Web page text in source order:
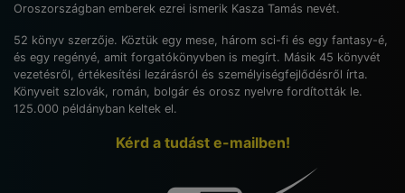
Oroszországban emberek ezrei ismerik Kasza Tamás nevét.
52 könyv szerzője. Köztük egy mese, három sci-fi és egy fantasy-é,
és egy regényé, amit forgatókönyvben is megírt. Másik 45 könyvét
vezetésről, értékesítési lezárásról és személyiségfejlődésről írta.
Könyveit szlovák, román, bolgár és orosz nyelvre fordították le.
125.000 példányban keltek el.
Kérd a tudást e-mailben!